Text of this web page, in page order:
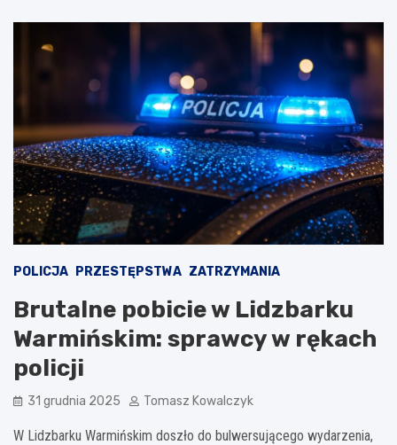
POLICJA PRZESTĘPSTWA ZATRZYMANIA
Brutalne pobicie w Lidzbarku
Warmińskim: sprawcy w rękach
policji
31 grudnia 2025 Tomasz Kowalczyk
W Lidzbarku Warmińskim doszło do bulwersującego wydarzenia,